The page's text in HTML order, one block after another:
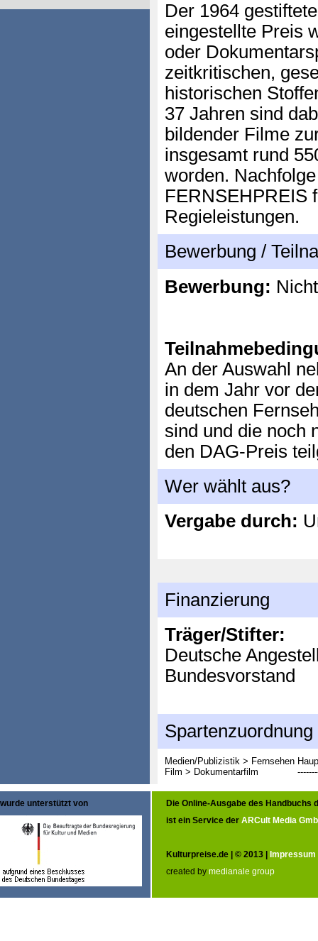
Der 1964
eingestellte Preis
oder
zeitkritischen,
historischen
37 Jahren sind
bildender Filme
insgesamt rund
worden.
FERNSEHPREIS
Regieleistungen.
Bewerbung /
Bewerbung:
An der Auswahl
in dem Jahr vor
deutschen
sind und die noch
den DAG-Preis
Wer wählt aus?
Vergabe durch:
Finanzierung
Träger/Stifter:
Deutsche
Bundesvorstand
Spartenzuordnung
Medien/Publizistik > Fernsehen
Film > Dokumentarfilm
wurde unterstützt von
Die Online-Ausgabe des Handbuchs
ist ein Service der ARCult Media
Kulturpreise.de | © 2013 | Impressum
created by medianale group